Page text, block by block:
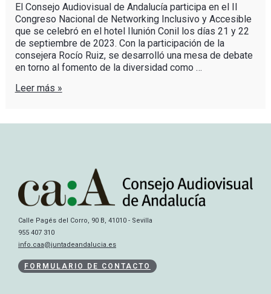
El Consejo Audiovisual de Andalucía participa en el II
Congreso Nacional de Networking Inclusivo y Accesible
que se celebró en el hotel Ilunión Conil los días 21 y 22
de septiembre de 2023. Con la participación de la
consejera Rocío Ruiz, se desarrolló una mesa de debate
en torno al fomento de la diversidad como …
Leer más »
Calle Pagés del Corro, 90 B, 41010 - Sevilla
955 407 310
info.caa@juntadeandalucia.es
FORMULARIO DE CONTACTO